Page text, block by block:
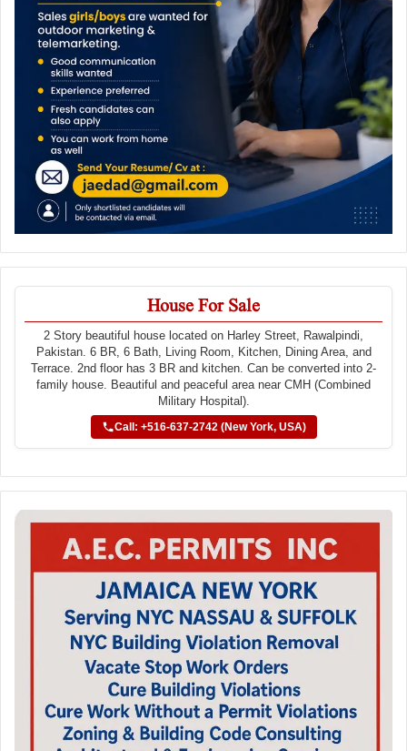
House For Sale
2 Story beautiful house located on Harley Street, Rawalpindi,
Pakistan. 6 BR, 6 Bath, Living Room, Kitchen, Dining Area, and
Terrace. 2nd floor has 3 BR and kitchen. Can be converted into 2-
family house. Beautiful and peaceful area near CMH (Combined
Military Hospital).
Call: +516-637-2742 (New York, USA)